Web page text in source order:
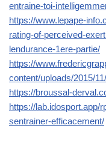
entraine-toi-
https://www.lepape-
rating-of-perceived-
lendurance-1ere-partie/
https://
content/uploads/2015/
https://broussal-
https://lab.idosport.app/
sentrainer-efficacement/